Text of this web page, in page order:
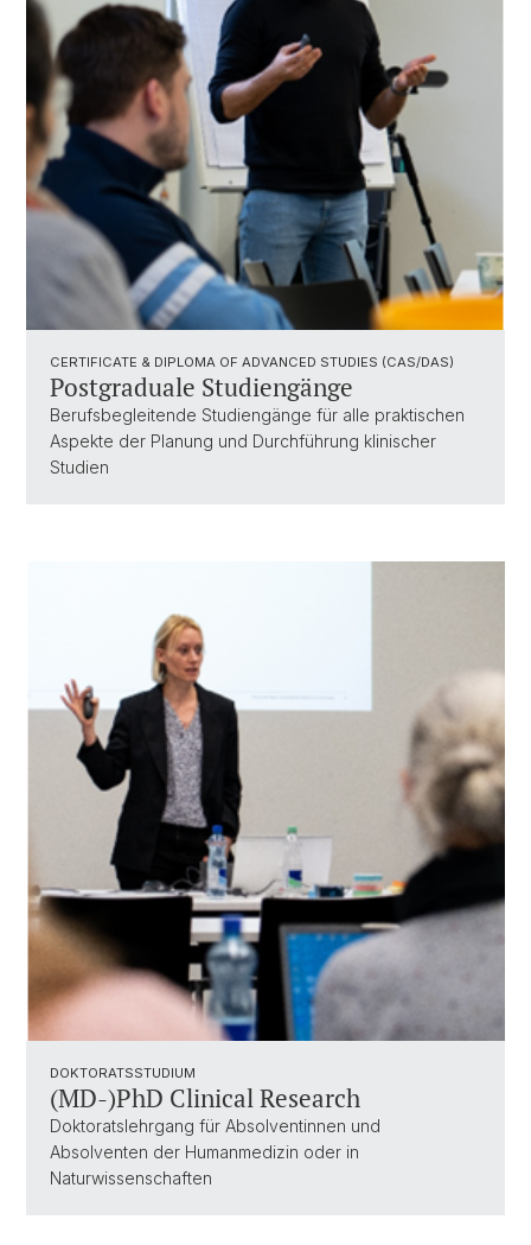
CERTIFICATE & DIPLOMA OF ADVANCED STUDIES (CAS/DAS)
Postgraduale Studiengänge
Berufsbegleitende Studiengänge für alle praktischen
Aspekte der Planung und Durchführung klinischer
Studien
DOKTORATSSTUDIUM
(MD-)PhD Clinical Research
Doktoratslehrgang für Absolventinnen und
Absolventen der Humanmedizin oder in
Naturwissenschaften